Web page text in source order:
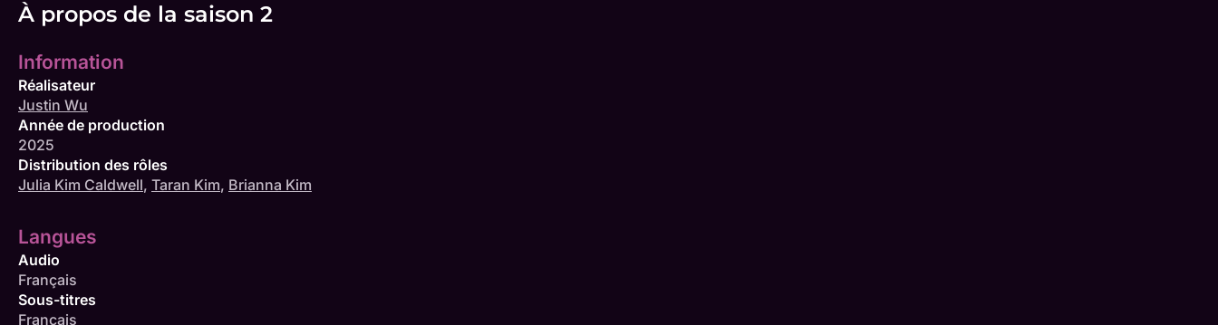
À propos de la saison 2
Information
Réalisateur
Justin Wu
Année de production
2025
Distribution des rôles
Julia Kim Caldwell, Taran Kim, Brianna Kim
Langues
Audio
Français
Sous-titres
Français